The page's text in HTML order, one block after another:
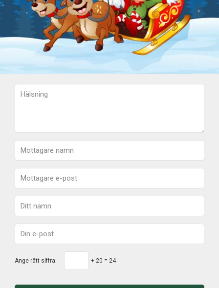
Ange rätt siffra: + 20 = 24